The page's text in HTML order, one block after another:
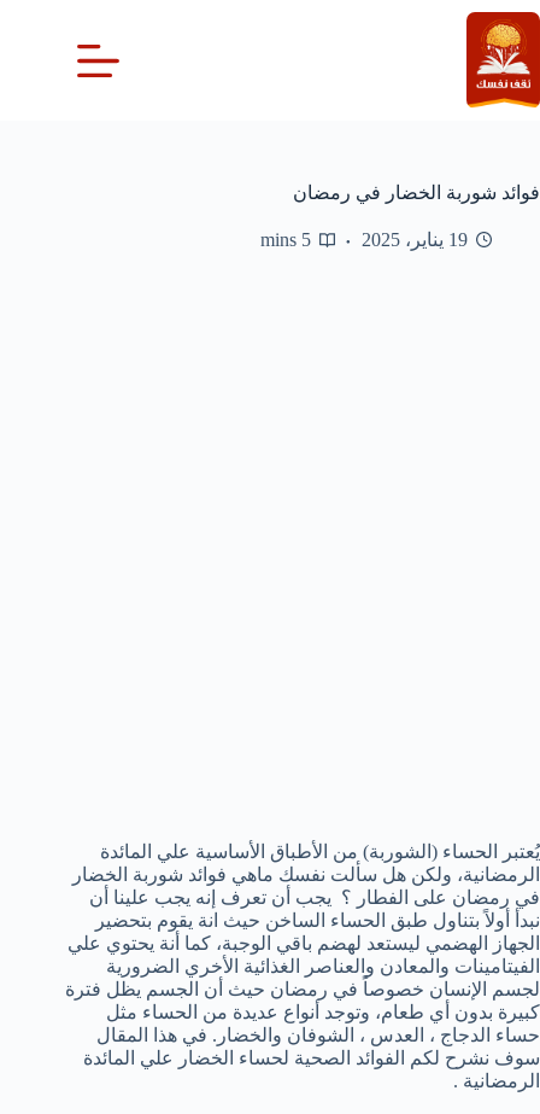
التجاوز
إلى
المحتوى
فوائد شوربة الخضار في رمضان
19 يناير، 2025 5 mins
يُعتبر الحساء (الشوربة) من الأطباق الأساسية علي المائدة
الرمضانية، ولكن هل سألت نفسك ماهي فوائد شوربة الخضار
في رمضان على الفطار ؟ يجب أن تعرف إنه يجب علينا أن
نبدأ أولاً بتناول طبق الحساء الساخن حيث انة يقوم بتحضير
الجهاز الهضمي ليستعد لهضم باقي الوجبة، كما أنة يحتوي علي
الفيتامينات والمعادن والعناصر الغذائية الأخري الضرورية
لجسم الإنسان خصوصاً في رمضان حيث أن الجسم يظل فترة
كبيرة بدون أي طعام، وتوجد أنواع عديدة من الحساء مثل
حساء الدجاج ، العدس ، الشوفان والخضار. في هذا المقال
سوف نشرح لكم الفوائد الصحية لحساء الخضار علي المائدة
الرمضانية .